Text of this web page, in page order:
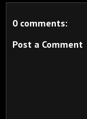
0 comments:
Post a Comment